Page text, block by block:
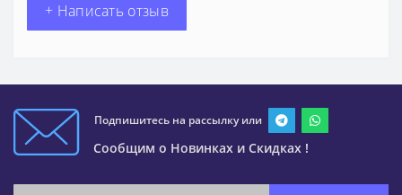
+ Написать отзыв
Подпишитесь на рассылку или
Сообщим о Новинках и Скидках !